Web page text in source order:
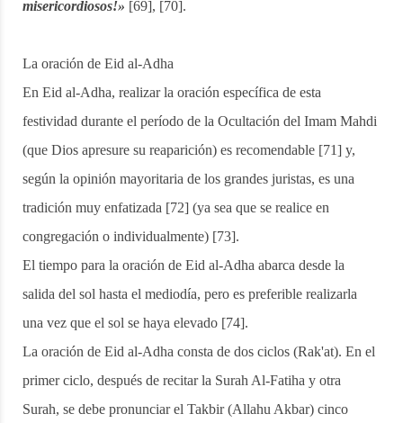
misericordiosos!» [69], [70].
La oración de Eid al-Adha
En Eid al-Adha, realizar la oración específica de esta
festividad durante el período de la Ocultación del Imam Mahdi
(que Dios apresure su reaparición) es recomendable [71] y,
según la opinión mayoritaria de los grandes juristas, es una
tradición muy enfatizada [72] (ya sea que se realice en
congregación o individualmente) [73].
El tiempo para la oración de Eid al-Adha abarca desde la
salida del sol hasta el mediodía, pero es preferible realizarla
una vez que el sol se haya elevado [74].
La oración de Eid al-Adha consta de dos ciclos (Rak'at). En el
primer ciclo, después de recitar la Surah Al-Fatiha y otra
Surah, se debe pronunciar el Takbir (Allahu Akbar) cinco